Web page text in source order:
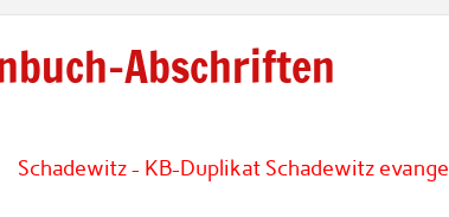
Abschriften
Schadewitz - KB-Duplikat Schadewitz